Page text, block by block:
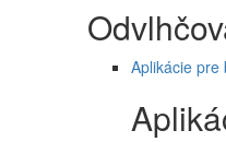
Aplikácie pre